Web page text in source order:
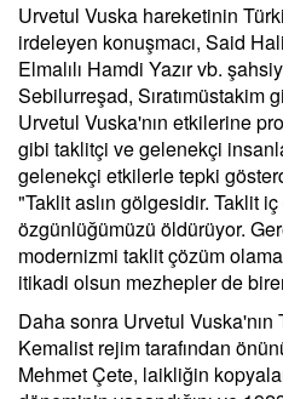
Urvetul Vuska hareketinin
irdeleyen konuşmacı, Said
Elmalılı Hamdi Yazır vb.
Sebilurreşad, Sıratımüstakim
Urvetul Vuska'nın etkilerine
gibi taklitçi ve gelenekçi
gelenekçi etkilerle tepki
"Taklit aslın gölgesidir. Taklit
özgünlüğümüzü öldürüyor.
modernizmi taklit çözüm
itikadi olsun mezhepler de
Daha sonra Urvetul
Kemalist rejim tarafından
Mehmet Çete, laikliğin